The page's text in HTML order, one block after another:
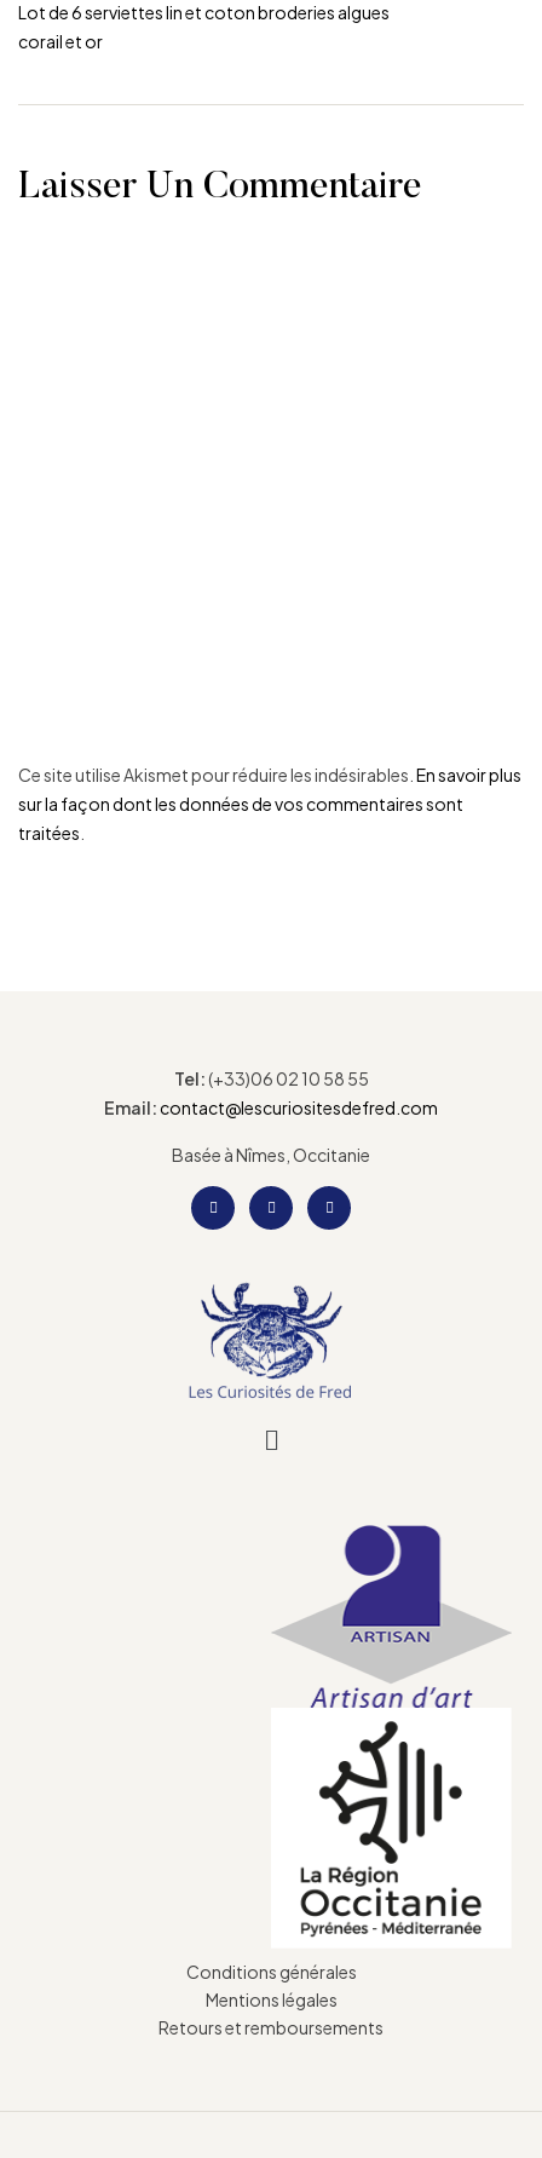
Lot de 6 serviettes lin et coton broderies algues
corail et or
Laisser Un Commentaire
Ce site utilise Akismet pour réduire les indésirables. En savoir plus
sur la façon dont les données de vos commentaires sont
traitées
Tel:(+33)06 02 10 58 55
Email:contact@lescuriositesdefred.com
Basée à Nîmes, Occitanie
Conditions générales
Mentions légales
Retours et remboursements